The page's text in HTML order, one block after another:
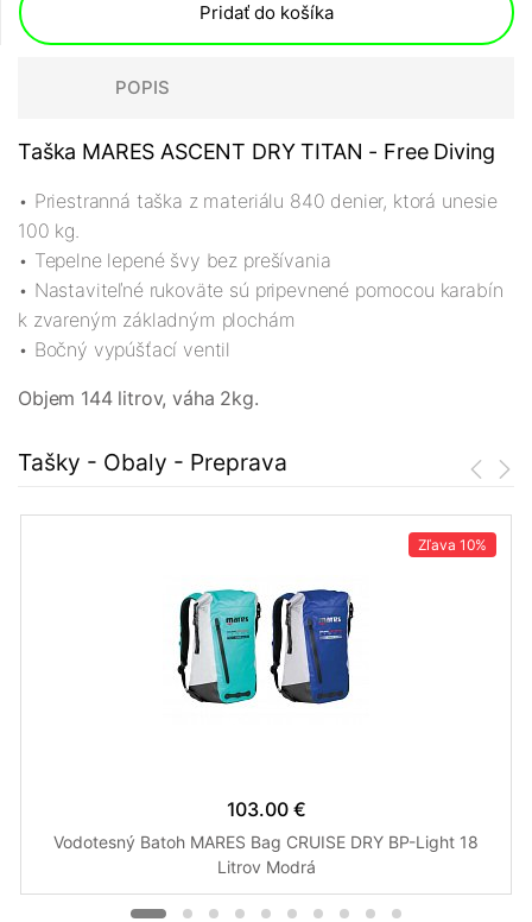
Pridať do košíka
POPIS
Taška MARES ASCENT DRY TITAN - Free Diving
• Priestranná taška z materiálu 840 denier, ktorá unesie
100 kg.
• Tepelne lepené švy bez prešívania
• Nastaviteľné rukoväte sú pripevnené pomocou karabín
k zvareným základným plochám
• Bočný vypúšťací ventil
Objem 144 litrov, váha 2kg.
Tašky - Obaly - Preprava
Zľava 10%
103.00 €
Vodotesný Batoh MARES Bag CRUISE DRY BP-Light 18
Litrov Modrá